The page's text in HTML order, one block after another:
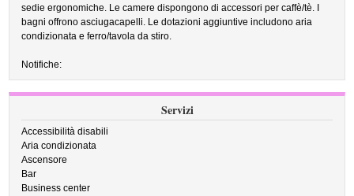
sedie ergonomiche. Le camere dispongono di accessori per caffè/tè. I
bagni offrono asciugacapelli. Le dotazioni aggiuntive includono aria
condizionata e ferro/tavola da stiro.
Notifiche:
Servizi
Accessibilità disabili
Aria condizionata
Ascensore
Bar
Business center